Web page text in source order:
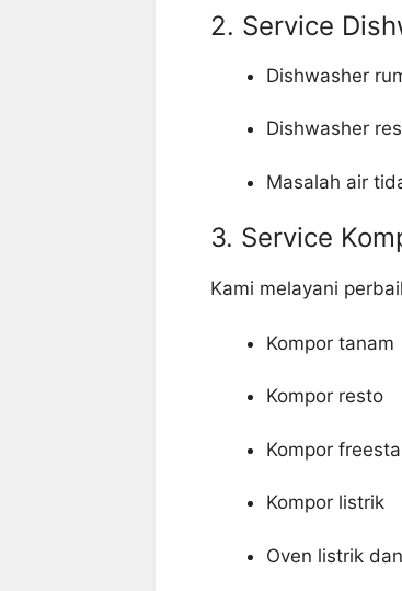
2. Service
Dishwasher
Dishwasher
Masalah air
3. Service
Kami melayani
Kompor tanam
Kompor resto
Kompor
Kompor listrik
Oven listrik